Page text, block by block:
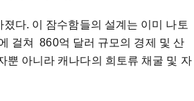
다. 이 잠수함들의 설계는 이미 나토
걸쳐 860억 달러 규모의 경제 및 산
뿐 아니라 캐나다의 희토류 채굴 및 자